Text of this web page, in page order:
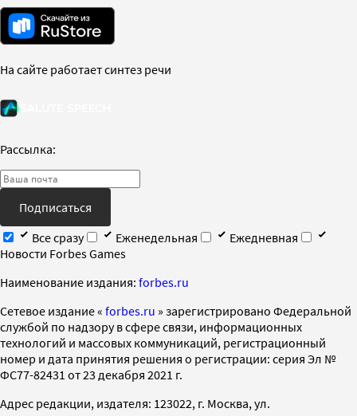
На сайте работает синтез речи
Рассылка:
Подписаться
Все сразу
Еженедельная
Ежедневная
Новости Forbes Games
Наименование издания: forbes.ru
Cетевое издание « forbes.ru » зарегистрировано Федеральной
службой по надзору в сфере связи, информационных
технологий и массовых коммуникаций, регистрационный
номер и дата принятия решения о регистрации: серия Эл №
ФС77-82431 от 23 декабря 2021 г.
Адрес редакции, издателя: 123022, г. Москва, ул.